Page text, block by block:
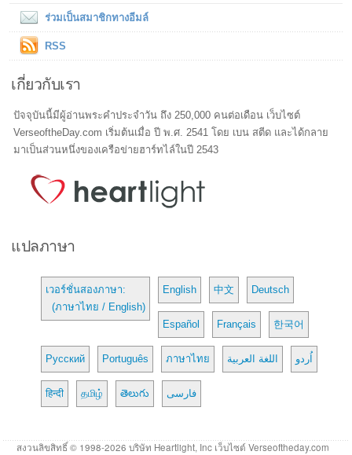
ร่วมเป็นสมาชิกทางอีมล์
RSS
เกี่ยวกับเรา
ปัจจุบันนี้มีผู้อ่านพระคำประจำวัน ถึง 250,000 คนต่อเดือน เว็บไซต์
VerseoftheDay.com เริ่มต้นเมื่อ ปี พ.ศ. 2541 โดย เบน สตีด และได้กลาย
มาเป็นส่วนหนึ่งของเครือข่ายฮาร์ทไล์ในปี 2543
แปลภาษา
เวอร์ชั่นสองภาษา:
(ภาษาไทย / English)
English 中文 Deutsch
Español Français 한국어
Русский Português ภาษาไทย اللغة العربية اُردو
हिन्दी தமிழ் తెలుగు فارسی
สงวนลิขสิทธิ์ © 1998-2026 บริษัท Heartlight, Inc เว็บไซต์ Verseoftheday.com